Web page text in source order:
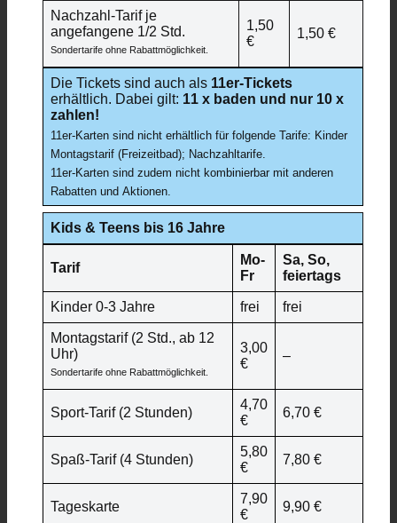
Nachzahl-Tarif je
angefangene 1/2 Std.
Sondertarife ohne Rabattmöglichkeit.
1,50
€
1,50 €
Die Tickets sind auch als 11er-Tickets
erhältlich. Dabei gilt: 11 x baden und nur 10 x
zahlen!
11er-Karten sind nicht erhältlich für folgende Tarife: Kinder
Montagstarif (Freizeitbad); Nachzahltarife.
11er-Karten sind zudem nicht kombinierbar mit anderen
Rabatten und Aktionen.
Kids & Teens bis 16 Jahre
Tarif
Mo-
Fr
Sa, So,
feiertags
Kinder 0-3 Jahre frei frei
Montagstarif (2 Std., ab 12
Uhr)
Sondertarife ohne Rabattmöglichkeit.
3,00
€
–
Sport-Tarif (2 Stunden)
4,70
€
6,70 €
Spaß-Tarif (4 Stunden)
5,80
€
7,80 €
Tageskarte
7,90
€
9,90 €